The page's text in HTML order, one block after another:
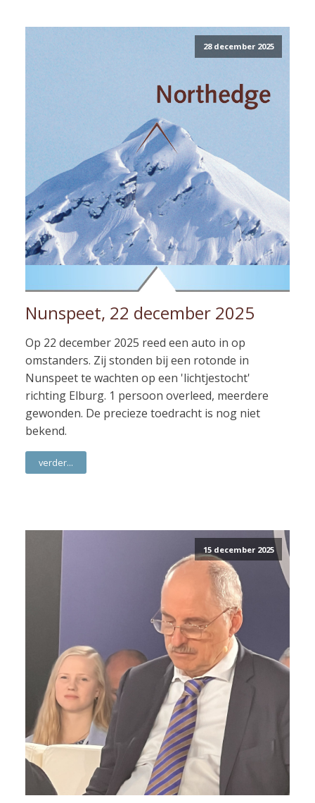
28 december 2025
Nunspeet, 22 december 2025
Op 22 december 2025 reed een auto in op
omstanders. Zij stonden bij een rotonde in
Nunspeet te wachten op een 'lichtjestocht'
richting Elburg. 1 persoon overleed, meerdere
gewonden. De precieze toedracht is nog niet
bekend.
verder...
15 december 2025